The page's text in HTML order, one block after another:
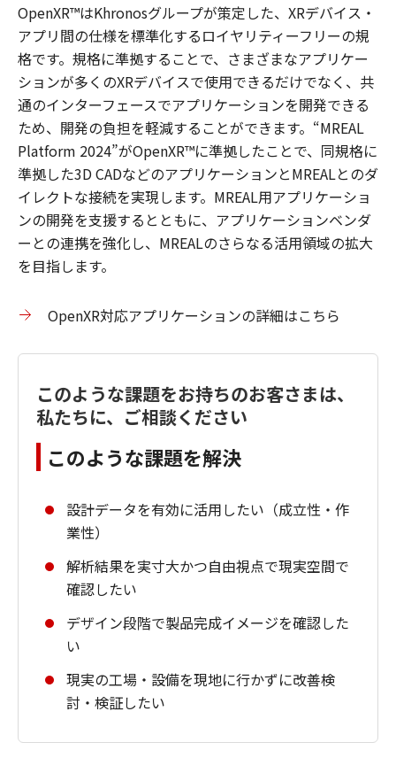
OpenXR™はKhronosグループが策定した、XRデバイス・
アプリ間の仕様を標準化するロイヤリティーフリーの規
格です。規格に準拠することで、さまざまなアプリケー
ションが多くのXRデバイスで使用できるだけでなく、共
通のインターフェースでアプリケーションを開発できる
ため、開発の負担を軽減することができます。“MREAL
Platform 2024”がOpenXR™に準拠したことで、同規格に
準拠した3D CADなどのアプリケーションとMREALとのダ
イレクトな接続を実現します。MREAL用アプリケーショ
ンの開発を支援するとともに、アプリケーションベンダ
ーとの連携を強化し、MREALのさらなる活用領域の拡大
を目指します。
OpenXR対応アプリケーションの詳細はこちら
このような課題をお持ちのお客さまは、
私たちに、ご相談ください
このような課題を解決
設計データを有効に活用したい（成立性・作
業性）
解析結果を実寸大かつ自由視点で現実空間で
確認したい
デザイン段階で製品完成イメージを確認した
い
現実の工場・設備を現地に行かずに改善検
討・検証したい